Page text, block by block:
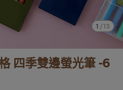
1 /13
四季雙邊螢光筆 -6